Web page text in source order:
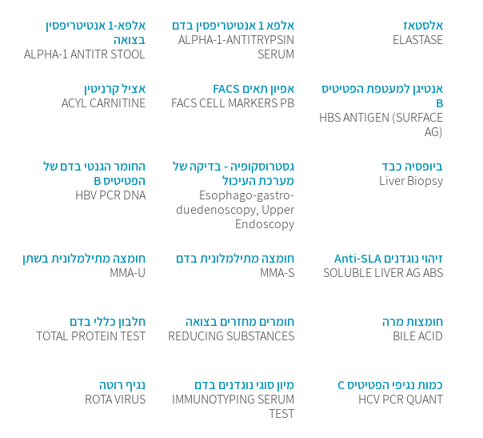
אלסטאז
ELASTASE
אלפא 1 אנטיטריפסין בדם
ALPHA-1-ANTITRYPSIN
SERUM
אלפא-1 אנטיטריפסין
בצואה
ALPHA-1 ANTITR STOOL
אנטיגן למעטפת הפטיטיס
B
HBS ANTIGEN (SURFACE
AG)
אפיון תאים FACS
FACS CELL MARKERS PB
אציל קרניטין
ACYL CARNITINE
ביופסיה כבד
Liver Biopsy
גסטרוסקופיה - בדיקה של
מערכת העיכול
Esophago-gastro-
duedenoscopy, Upper
Endoscopy
החומר הגנטי בדם של
הפטיטיס B
HBV PCR DNA
זיהוי נוגדנים Anti-SLA
SOLUBLE LIVER AG ABS
חומצה מתילמלונית בדם
MMA-S
חומצה מתילמלונית בשתן
MMA-U
חומצות מרה
BILE ACID
חומרים מחזרים בצואה
REDUCING SUBSTANCES
חלבון כללי בדם
TOTAL PROTEIN TEST
כמות נגיפי הפטיטיס C
HCV PCR QUANT
מיון סוגי נוגדנים בדם
IMMUNOTYPING SERUM
TEST
נגיף רוטה
ROTA VIRUS